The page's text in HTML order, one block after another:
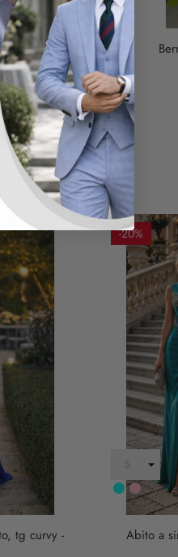
donna - Grigio e nero
75,01 €
tg curvy -
-20%
Turchese
rosa
anticha
Abito a